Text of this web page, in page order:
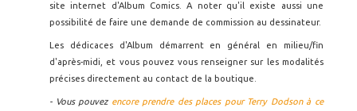
site internet d'Album Comics. A noter qu'il existe aussi une
possibilité de faire une demande de commission au dessinateur.
Les dédicaces d'Album démarrent en général en milieu/fin
d'après-midi, et vous pouvez vous renseigner sur les modalités
précises directement au contact de la boutique.
- Vous pouvez encore prendre des places pour Terry Dodson à ce